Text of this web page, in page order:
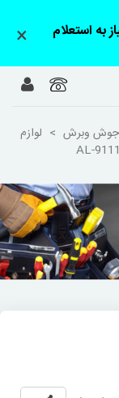
به استعلام ×
جوش وبرش > لوازم